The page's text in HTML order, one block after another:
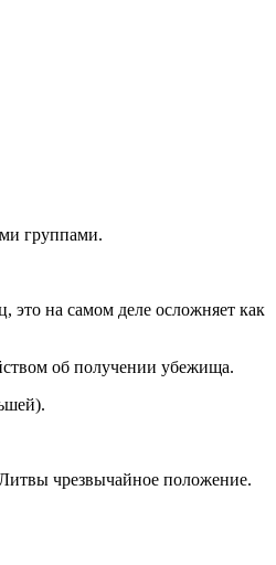
группами.
это на самом деле осложняет как
об получении убежища.
чрезвычайное положение.